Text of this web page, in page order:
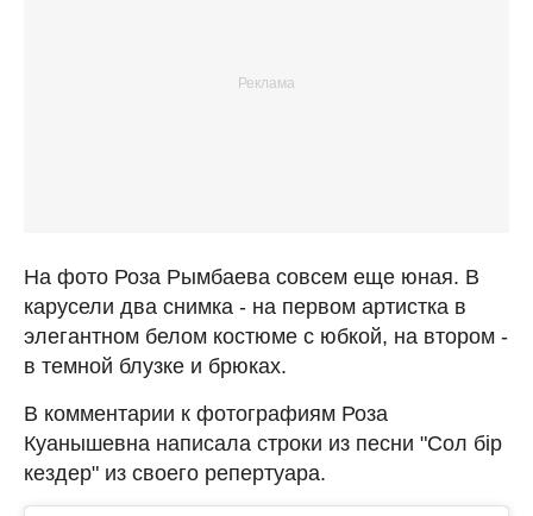
На фото Роза Рымбаева совсем еще юная. В
карусели два снимка - на первом артистка в
элегантном белом костюме с юбкой, на втором -
в темной блузке и брюках.
В комментарии к фотографиям Роза
Куанышевна написала строки из песни "Сол бір
кездер" из своего репертуара.